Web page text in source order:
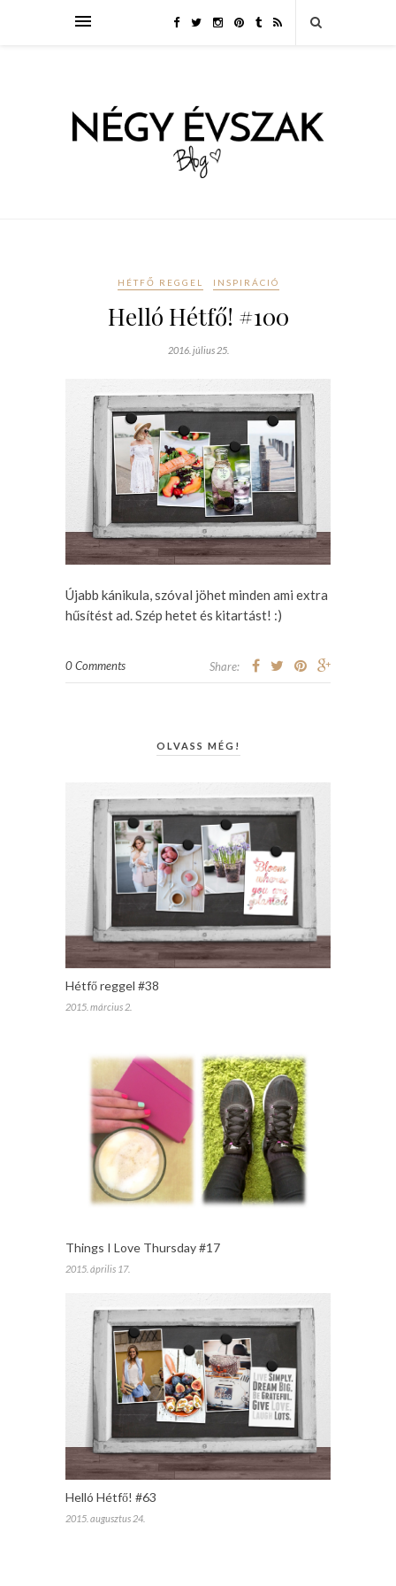
HÉTFŐ REGGEL INSPIRÁCIÓ
Helló Hétfő! #100
2016. július 25.
Újabb kánikula, szóval jöhet minden ami extra
hűsítést ad. Szép hetet és kitartást! :)
0 Comments Share:
OLVASS MÉG!
Hétfő reggel #38
2015. március 2.
Things I Love Thursday #17
2015. április 17.
Helló Hétfő! #63
2015. augusztus 24.